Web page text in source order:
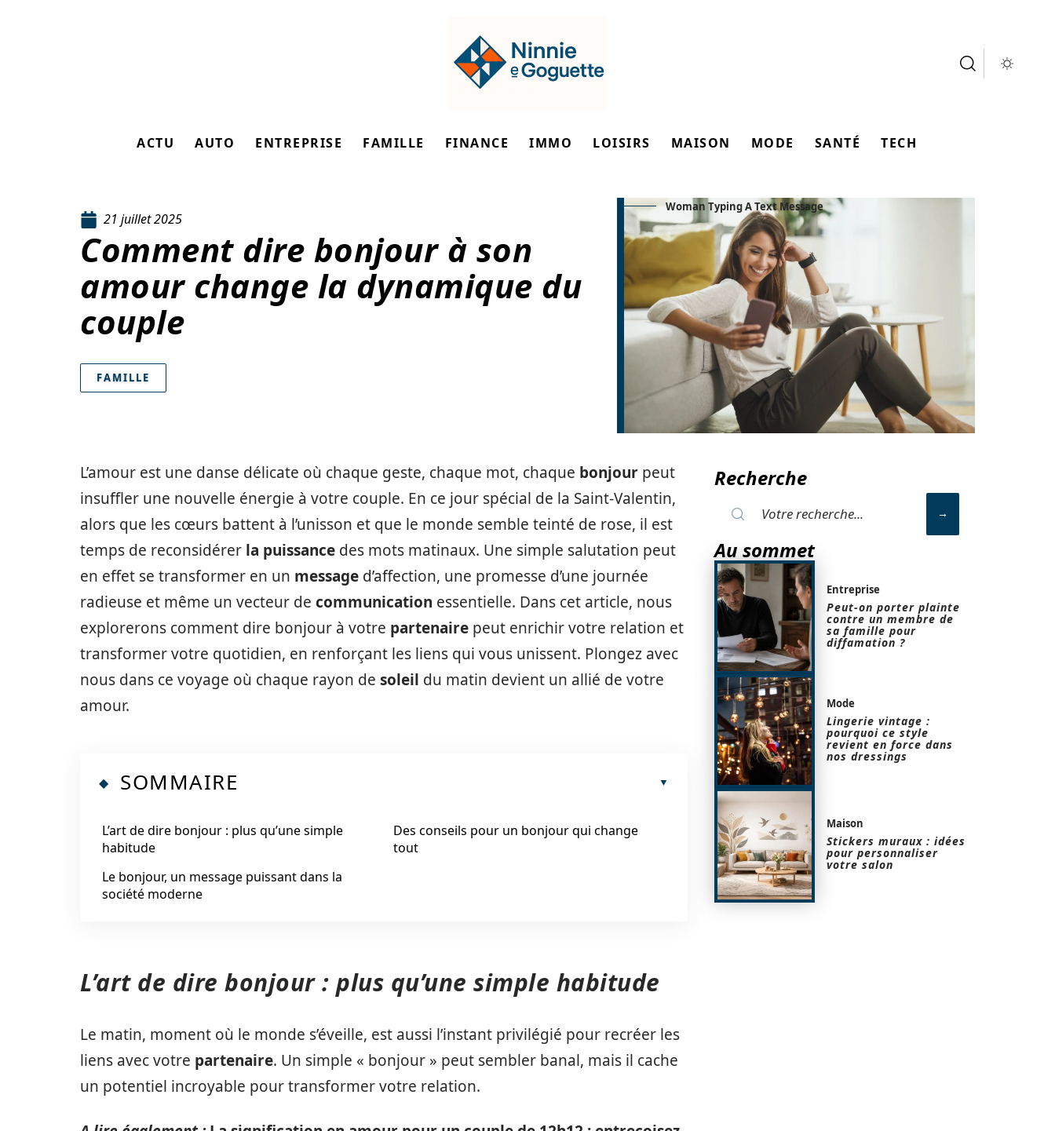
ACTU AUTO ENTREPRISE FAMILLE FINANCE IMMO LOISIRS MAISON MODE SANTÉ TECH
21 juillet 2025
Comment dire bonjour à son
amour change la dynamique du
couple
FAMILLE
Woman Typing A Text Message
L’amour est une danse délicate où chaque geste, chaque mot, chaque bonjour peut
insuffler une nouvelle énergie à votre couple. En ce jour spécial de la Saint-Valentin,
alors que les cœurs battent à l’unisson et que le monde semble teinté de rose, il est
temps de reconsidérer la puissance des mots matinaux. Une simple salutation peut
en effet se transformer en un message d’affection, une promesse d’une journée
radieuse et même un vecteur de communication essentielle. Dans cet article, nous
explorerons comment dire bonjour à votre partenaire peut enrichir votre relation et
transformer votre quotidien, en renforçant les liens qui vous unissent. Plongez avec
nous dans ce voyage où chaque rayon de soleil du matin devient un allié de votre
amour.
SOMMAIRE
L’art de dire bonjour : plus qu’une simple
habitude
Le bonjour, un message puissant dans la
société moderne
Des conseils pour un bonjour qui change
tout
L’art de dire bonjour : plus qu’une simple habitude
Le matin, moment où le monde s’éveille, est aussi l’instant privilégié pour recréer les
liens avec votre partenaire. Un simple « bonjour » peut sembler banal, mais il cache
un potentiel incroyable pour transformer votre relation.
Recherche
Au sommet
Entreprise
Peut-on porter plainte
contre un membre de
sa famille pour
diffamation ?
Mode
Lingerie vintage :
pourquoi ce style
revient en force dans
nos dressings
Maison
Stickers muraux : idées
pour personnaliser
votre salon